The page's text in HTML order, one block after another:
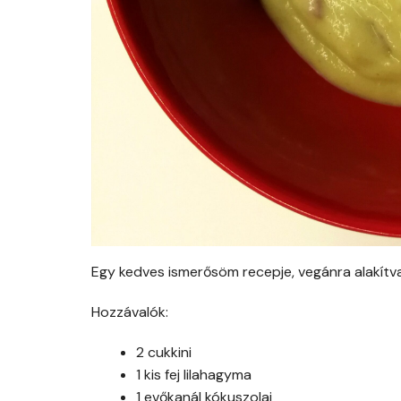
Egy kedves ismerősöm recepje, vegánra
Hozzávalók:
2 cukkini
1 kis fej lilahagyma
1 evőkanál kókuszolaj